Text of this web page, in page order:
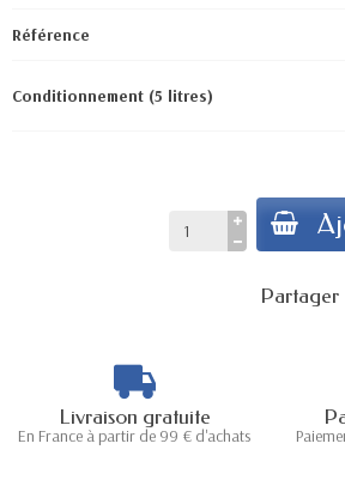
Référence
Conditionnement (5 litres)
Partager
Livraison gratuite
En France à partir de 99 € d'achats